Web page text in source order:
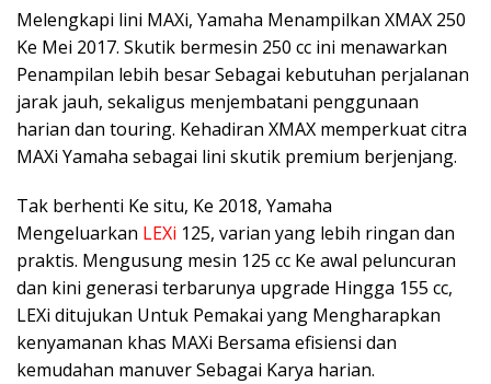
Melengkapi lini MAXi, Yamaha Menampilkan XMAX 250
Ke Mei 2017. Skutik bermesin 250 cc ini menawarkan
Penampilan lebih besar Sebagai kebutuhan perjalanan
jarak jauh, sekaligus menjembatani penggunaan
harian dan touring. Kehadiran XMAX memperkuat citra
MAXi Yamaha sebagai lini skutik premium berjenjang.
Tak berhenti Ke situ, Ke 2018, Yamaha
Mengeluarkan LEXi 125, varian yang lebih ringan dan
praktis. Mengusung mesin 125 cc Ke awal peluncuran
dan kini generasi terbarunya upgrade Hingga 155 cc,
LEXi ditujukan Untuk Pemakai yang Mengharapkan
kenyamanan khas MAXi Bersama efisiensi dan
kemudahan manuver Sebagai Karya harian.